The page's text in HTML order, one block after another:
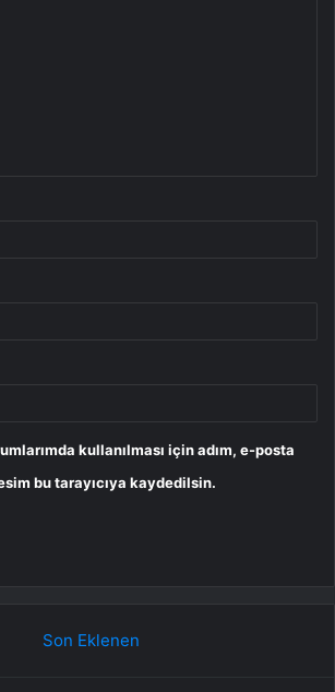
kullanılması için adım, e-posta
bu tarayıcıya kaydedilsin.
Son Eklenen